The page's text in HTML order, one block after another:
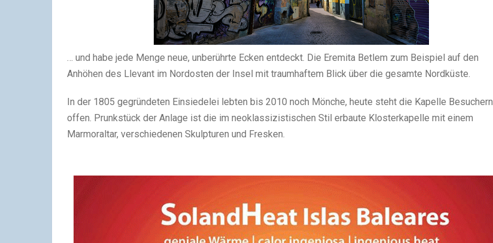
… und habe jede Menge neue, unberührte Ecken entdeckt. Die Eremita Betlem zum Beispiel auf den
Anhöhen des Llevant im Nordosten der Insel mit traumhaftem Blick über die gesamte Nordküste.
In der 1805 gegründeten Einsiedelei lebten bis 2010 noch Mönche, heute steht die Kapelle Besuchern
offen. Prunkstück der Anlage ist die im neoklassizistischen Stil erbaute Klosterkapelle mit einem
Marmoraltar, verschiedenen Skulpturen und Fresken.